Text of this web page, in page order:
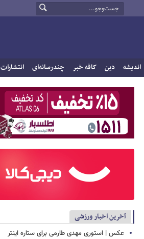
اندیشه دین کافه خبر چندرسانه‌ای انتشارات
آخرین اخبار ورزشی
عکس | استوری مهدی طارمی برای ستاره اینتر